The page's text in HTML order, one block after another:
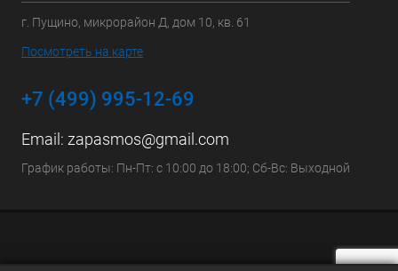
г. Пущино, микрорайон Д, дом 10, кв. 61
Посмотреть на карте
+7 (499) 995-12-69
Email: zapasmos@gmail.com
График работы: Пн-Пт: с 10:00 до 18:00; Сб-Вс: Выходной